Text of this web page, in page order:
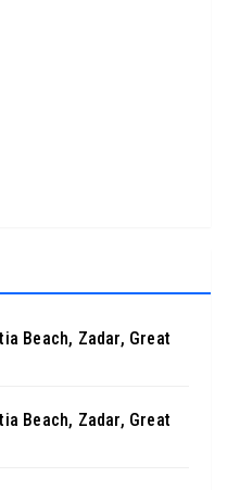
Beach, Zadar, Great
Beach, Zadar, Great